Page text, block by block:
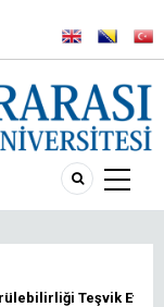
Teşvik